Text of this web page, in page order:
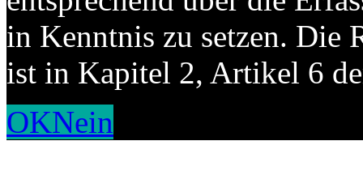
in Kenntnis zu setzen. Die
ist in Kapitel 2, Artikel 6
OKNein